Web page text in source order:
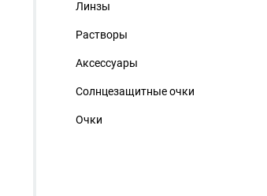
Линзы
Растворы
Аксессуары
Солнцезащитные очки
Очки